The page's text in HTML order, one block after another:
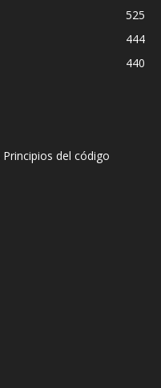
525
444
440
Principios del código